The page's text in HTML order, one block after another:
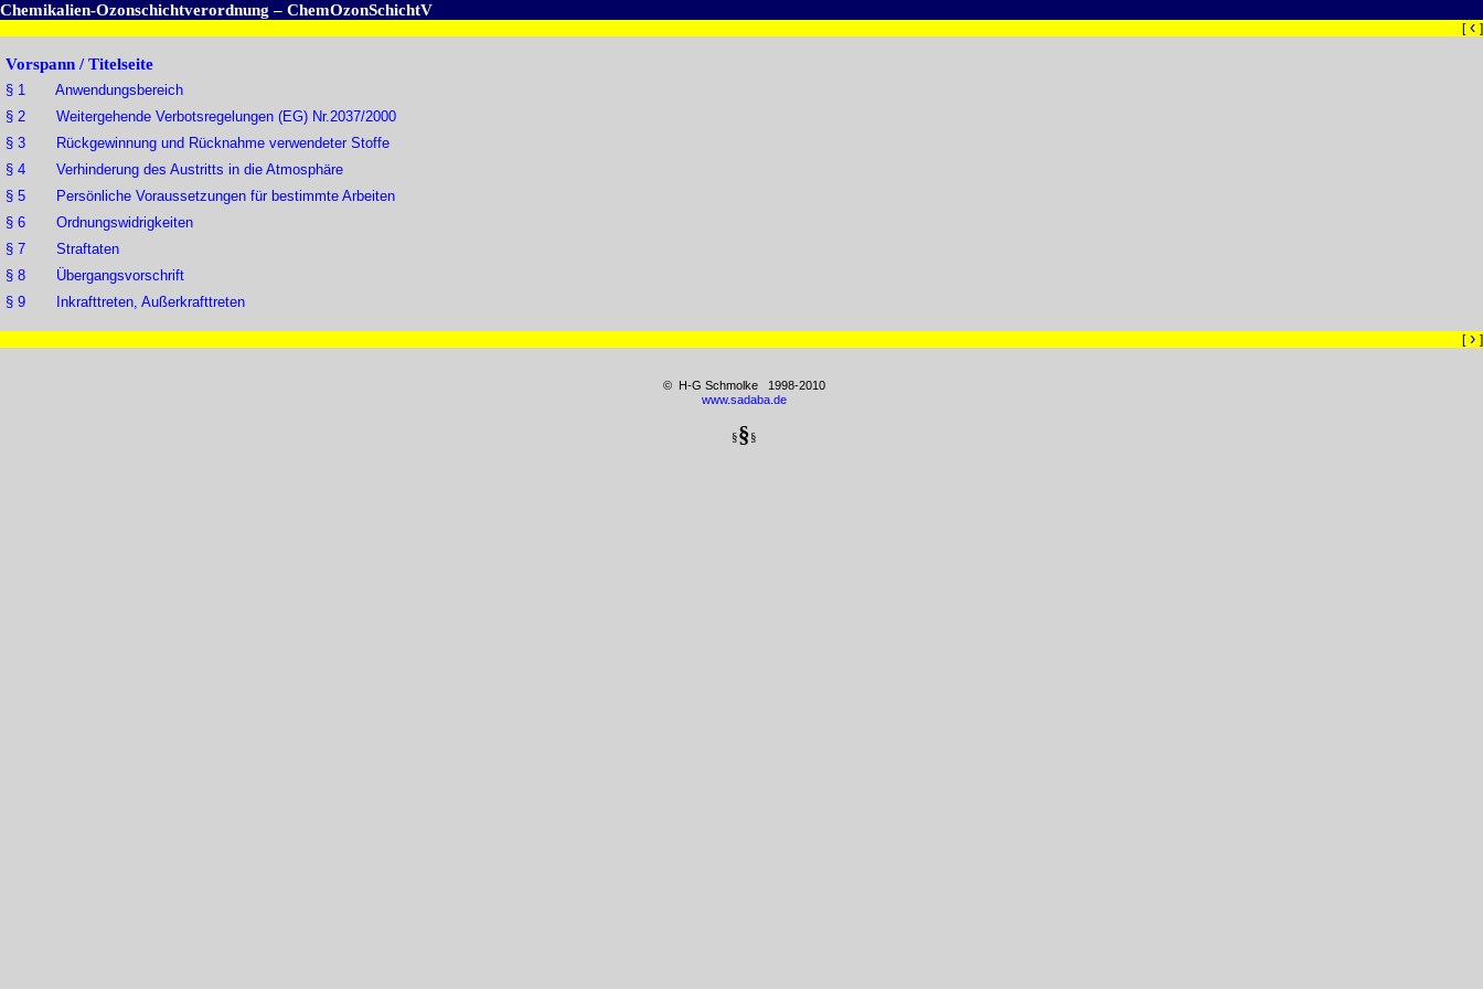
Chemikalien-Ozonschichtverordnung – ChemOzonSchichtV
[‹ ]
Vorspann / Titelseite
§ 1 Anwendungsbereich
§ 2 Weitergehende Verbotsregelungen (EG) Nr.2037/2000
§ 3 Rückgewinnung und Rücknahme verwendeter Stoffe
§ 4 Verhinderung des Austritts in die Atmosphäre
§ 5 Persönliche Voraussetzungen für bestimmte Arbeiten
§ 6 Ordnungswidrigkeiten
§ 7 Straftaten
§ 8 Übergangsvorschrift
§ 9 Inkrafttreten, Außerkrafttreten
[› ]
© H-G Schmolke 1998-2010
www.sadaba.de
§§§